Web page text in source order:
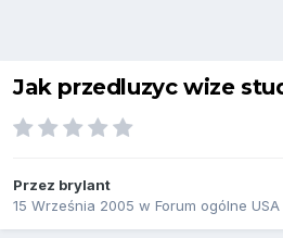
Jak przedluzyc wize
Przez brylant
15 Września 2005 w Forum ogólne USA